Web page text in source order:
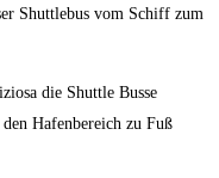
Shuttlebus vom Schiff zum
die Shuttle Busse
Hafenbereich zu Fuß